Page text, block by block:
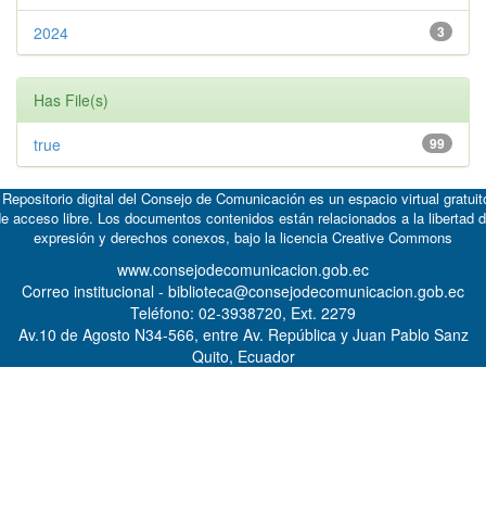
3
2024
Has File(s)
99
true
digital del Consejo de Comunicación es un espacio virtual
acceso libre. Los documentos contenidos están relacionados a la libertad
expresión y derechos conexos, bajo la licencia Creative Commons
www.consejodecomunicacion.gob.ec
Correo institucional - biblioteca@consejodecomunicacion.gob.ec
Teléfono: 02-3938720, Ext. 2279
Av.10 de Agosto N34-566, entre Av. República y Juan Pablo Sanz
Quito, Ecuador